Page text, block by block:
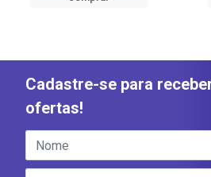
Cadastre-se para
ofertas!